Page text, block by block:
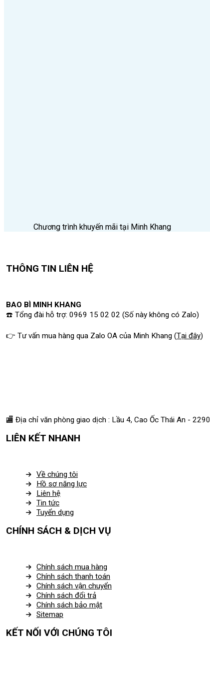
Chương trình khuyến mãi tại Minh Khang
THÔNG TIN LIÊN HỆ
BAO BÌ MINH KHANG
☎️ Tổng đài hỗ trợ: 0969 15 02 02 (Số này không có Zalo)
👉 Tư vấn mua hàng qua Zalo OA của Minh Khang (Tại đây)
🏬 Địa chỉ văn phòng giao dịch : Lầu 4, Cao Ốc Thái An -
LIÊN KẾT NHANH
Về chúng tôi
Hồ sơ năng lực
Liên hệ
Tin tức
Tuyển dụng
CHÍNH SÁCH & DỊCH VỤ
Chính sách mua hàng
Chính sách thanh toán
Chính sách vận chuyển
Chính sách đổi trả
Chính sách bảo mật
Sitemap
KẾT NỐI VỚI CHÚNG TÔI